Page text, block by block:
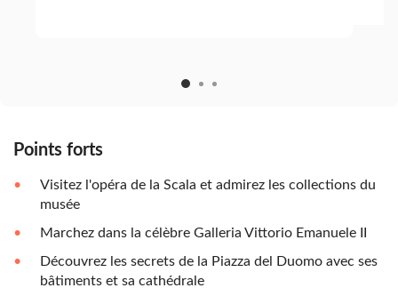
Points forts
Visitez l'opéra de la Scala et admirez les collections du
musée
Marchez dans la célèbre Galleria Vittorio Emanuele II
Découvrez les secrets de la Piazza del Duomo avec ses
bâtiments et sa cathédrale